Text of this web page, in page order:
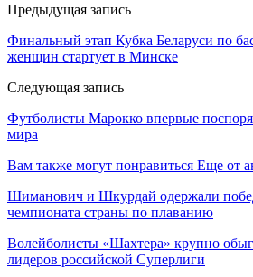
Предыдущая запись
Финальный этап Кубка Беларуси по
женщин стартует в Минске
Следующая запись
Футболисты Марокко впервые
мира
Вам также могут понравиться Еще от
Шиманович и Шкурдай одержали
чемпионата страны по плаванию
Волейболисты «Шахтера» крупно
лидеров российской Суперлиги